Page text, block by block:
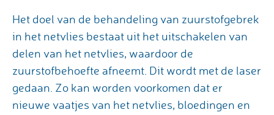
Het doel van de behandeling van zuurstofgebrek
in het netvlies bestaat uit het uitschakelen van
delen van het netvlies, waardoor de
zuurstofbehoefte afneemt. Dit wordt met de laser
gedaan. Zo kan worden voorkomen dat er
nieuwe vaatjes van het netvlies, bloedingen en